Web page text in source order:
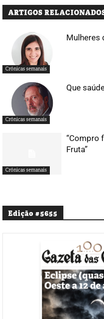
ARTIGOS
Crónicas semanais
Mulheres
Crónicas semanais
Que
Crónicas semanais
“Compro
Fruta”
Edição #5655